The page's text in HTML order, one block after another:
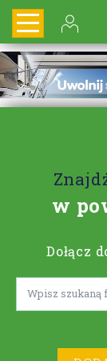
w
Dołącz
Lorem ipsum